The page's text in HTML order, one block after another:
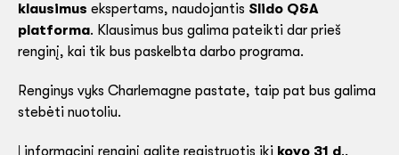
klausimus ekspertams, naudojantis Slido Q&A
platforma. Klausimus bus galima pateikti dar prieš
renginį, kai tik bus paskelbta darbo programa.
Renginys vyks Charlemagne pastate, taip pat bus galima
stebėti nuotoliu.
Į informacinį renginį galite registruotis iki kovo 31 d .,